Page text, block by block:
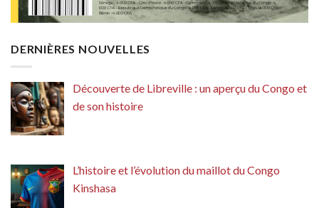
DERNIÈRES NOUVELLES
Découverte de Libreville : un aperçu du Congo et
de son histoire
L’histoire et l’évolution du maillot du Congo
Kinshasa